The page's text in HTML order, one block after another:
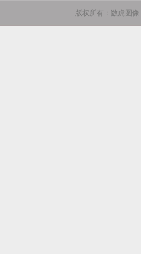
版权所有：数虎图像